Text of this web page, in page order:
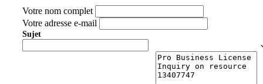
Votre nom complet
Votre adresse e-mail
Sujet